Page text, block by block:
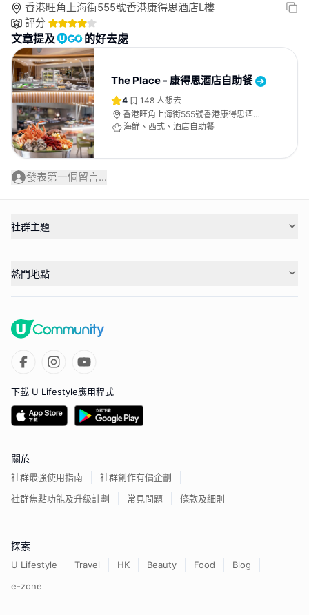
香港旺角上海街555號香港康得思酒店L樓
評分
文章提及 的好去處
The Place - 康得思酒店自助餐
4 148 人想去
香港旺角上海街555號香港康得思酒店L
樓
海鮮、西式、酒店自助餐
發表第一個留言...
社群主題
熱門地點
下載 U Lifestyle應用程式
關於
社群最強使用指南
社群創作有價企劃
社群焦點功能及升級計劃
常見問題 條款及細則
探索
U Lifestyle Travel HK Beauty Food
Blog
e-zone